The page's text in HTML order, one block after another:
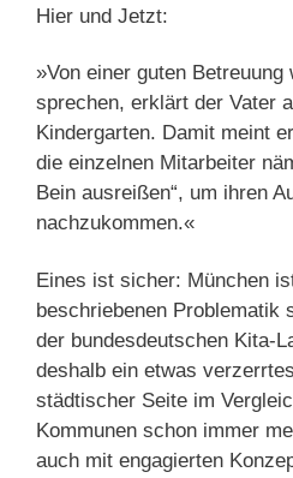
Hier und Jetzt:
»Von einer guten
sprechen, erklärt der Vater
Kindergarten. Damit meint
die einzelnen Mitarbeiter
Bein ausreißen“, um ihren
nachzukommen.«
Eines ist sicher: München
beschriebenen Problematik
der bundesdeutschen Kita-
deshalb ein etwas
städtischer Seite im
Kommunen schon immer
auch mit engagierten